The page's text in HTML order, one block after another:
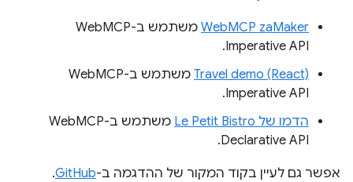
WebMCP zaMaker
משתמש ב-WebMCP
Imperative API.
Travel demo (React)
משתמש ב-WebMCP
Imperative API.
הדמו של Le Petit Bistro
משתמש ב-WebMCP
Declarative API.
אפשר גם לעיין בקוד המקור של ההדגמה ב-GitHub
.